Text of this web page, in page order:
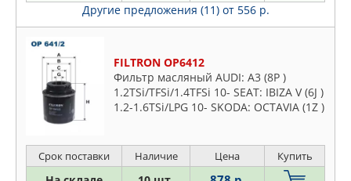
ZEKKERT
ZENTPARTS
ZIKMAR
ZOMMER
Другие предложения (11) от 556 р.
FILTRON OP6412
Фильтр масляный AUDI: A3 (8P )
1.2TSi/TFSi/1.4TFSi 10- SEAT: IBIZA V (6J )
1.2-1.6TSi/LPG 10- SKODA: OCTAVIA (1Z )
Срок поставки Наличие Цена Купить